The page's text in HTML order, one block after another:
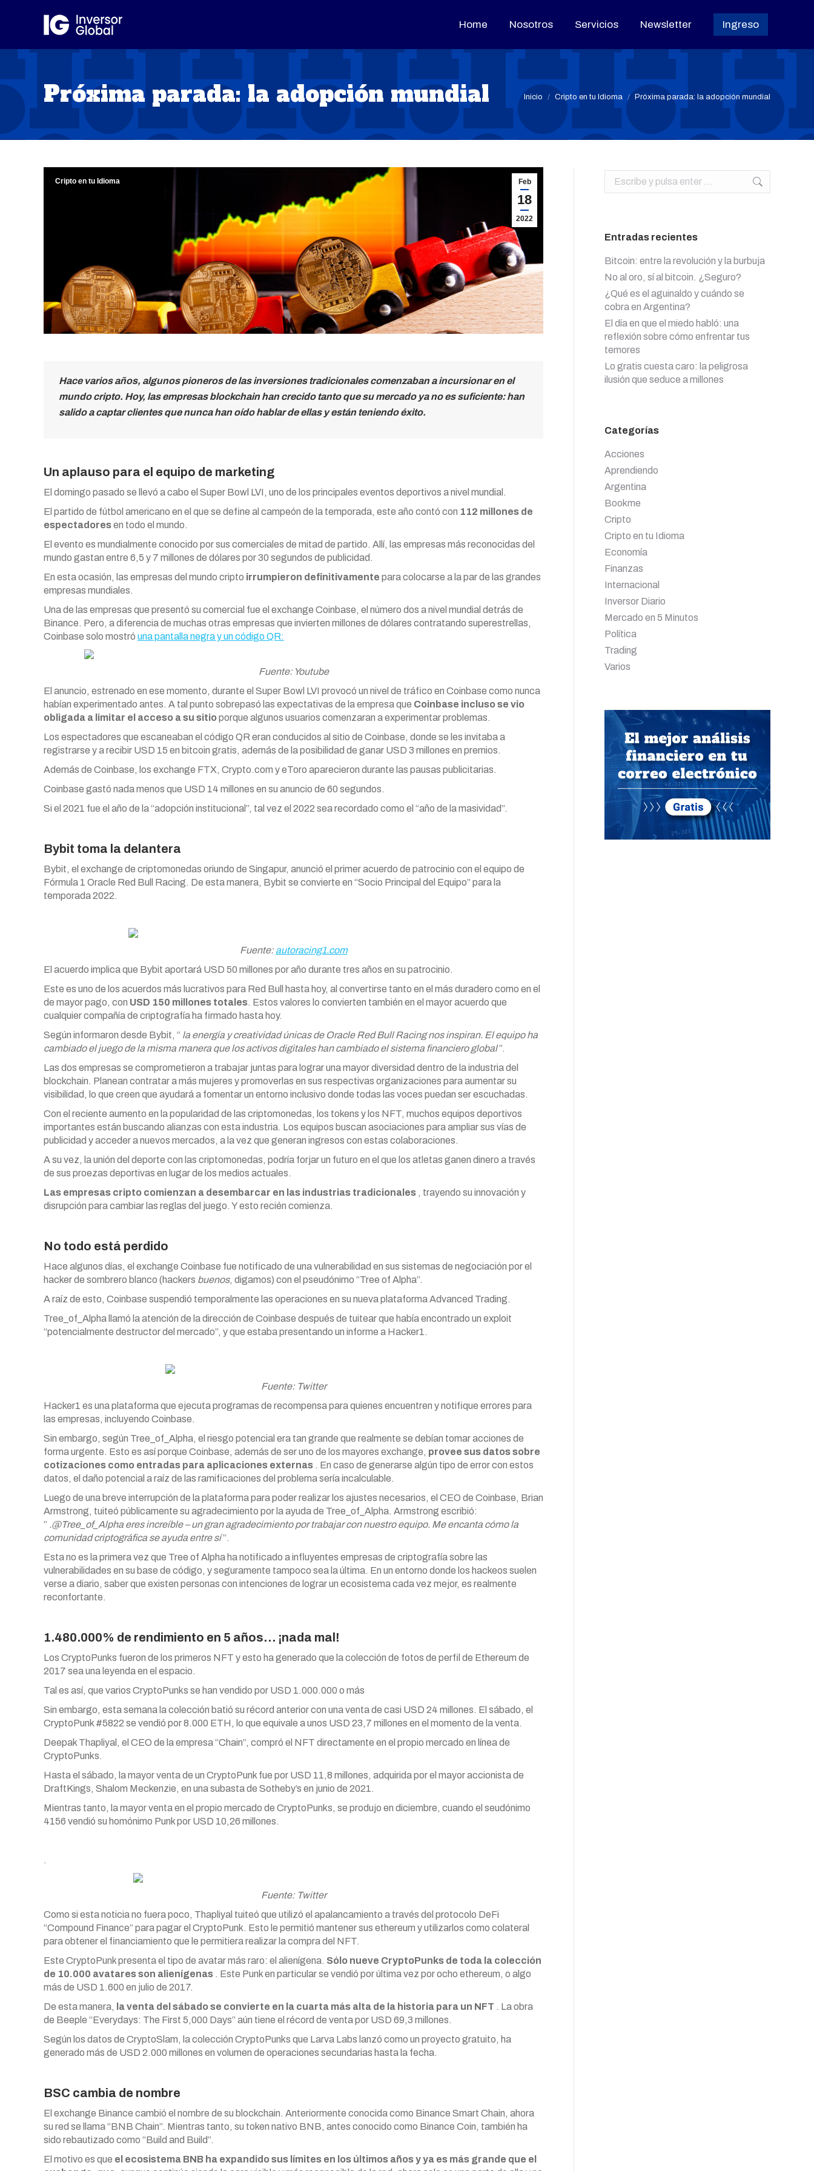
Home Nosotros Servicios Newsletter Ingreso
Próxima parada: la adopción mundial Estás aquí:
Inicio Cripto en tu Idioma Próxima parada: la adopción mundial
Feb
18
2022
Cripto en tu Idioma
Hace varios años, algunos pioneros de las inversiones tradicionales comenzaban a incursionar en el
mundo cripto. Hoy, las empresas blockchain han crecido tanto que su mercado ya no es suficiente: han
salido a captar clientes que nunca han oído hablar de ellas y están teniendo éxito.
Un aplauso para el equipo de marketing
El domingo pasado se llevó a cabo el Super Bowl LVI, uno de los principales eventos deportivos a nivel mundial.
El partido de fútbol americano en el que se define al campeón de la temporada, este año contó con 112 millones de
espectadoresen todo el mundo.
El evento es mundialmente conocido por sus comerciales de mitad de partido. Allí, las empresas más reconocidas del
mundo gastan entre 6,5 y 7 millones de dólares por 30 segundos de publicidad.
En esta ocasión, las empresas del mundo cripto irrumpieron definitivamente para colocarse a la par de las grandes
empresas mundiales.
Una de las empresas que presentó su comercial fue el exchange Coinbase, el número dos a nivel mundial detrás de
Binance. Pero, a diferencia de muchas otras empresas que invierten millones de dólares contratando superestrellas,
Coinbase solo mostró una pantalla negra y un código QR:
Fuente: Youtube
El anuncio, estrenado en ese momento, durante el Super Bowl LVI provocó un nivel de tráfico en Coinbase como nunca
habían experimentado antes. A tal punto sobrepasó las expectativas de la empresa que Coinbase incluso se vio
obligada a limitar el acceso a su sitioporque algunos usuarios comenzaran a experimentar problemas.
Los espectadores que escaneaban el código QR eran conducidos al sitio de Coinbase, donde se les invitaba a
registrarse y a recibir USD 15 en bitcoin gratis, además de la posibilidad de ganar USD 3 millones en premios.
Además de Coinbase, los exchange FTX, Crypto.com y eToro aparecieron durante las pausas publicitarias.
Coinbase gastó nada menos que USD 14 millones en su anuncio de 60 segundos.
Si el 2021 fue el año de la “adopción institucional”, tal vez el 2022 sea recordado como el “año de la masividad”.
Bybit toma la delantera
Bybit, el exchange de criptomonedas oriundo de Singapur, anunció el primer acuerdo de patrocinio con el equipo de
Fórmula 1 Oracle Red Bull Racing. De esta manera, Bybit se convierte en “Socio Principal del Equipo” para la
temporada 2022.
Fuente: autoracing1.com
El acuerdo implica que Bybit aportará USD 50 millones por año durante tres años en su patrocinio.
Este es uno de los acuerdos más lucrativos para Red Bull hasta hoy, al convertirse tanto en el más duradero como en el
de mayor pago, con USD 150 millones totales. Estos valores lo convierten también en el mayor acuerdo que
cualquier compañía de criptografía ha firmado hasta hoy.
Según informaron desde Bybit, “ la energía y creatividad únicas de Oracle Red Bull Racing nos inspiran. El equipo ha
cambiado el juego de la misma manera que los activos digitales han cambiado el sistema financiero global”.
Las dos empresas se comprometieron a trabajar juntas para lograr una mayor diversidad dentro de la industria del
blockchain. Planean contratar a más mujeres y promoverlas en sus respectivas organizaciones para aumentar su
visibilidad, lo que creen que ayudará a fomentar un entorno inclusivo donde todas las voces puedan ser escuchadas.
Con el reciente aumento en la popularidad de las criptomonedas, los tokens y los NFT, muchos equipos deportivos
importantes están buscando alianzas con esta industria. Los equipos buscan asociaciones para ampliar sus vías de
publicidad y acceder a nuevos mercados, a la vez que generan ingresos con estas colaboraciones.
A su vez, la unión del deporte con las criptomonedas, podría forjar un futuro en el que los atletas ganen dinero a través
de sus proezas deportivas en lugar de los medios actuales.
Las empresas cripto comienzan a desembarcar en las industrias tradicionales , trayendo su innovación y
disrupción para cambiar las reglas del juego. Y esto recién comienza.
No todo está perdido
Hace algunos días, el exchange Coinbase fue notificado de una vulnerabilidad en sus sistemas de negociación por el
hacker de sombrero blanco (hackers buenos, digamos) con el pseudónimo “Tree of Alpha”.
A raíz de esto, Coinbase suspendió temporalmente las operaciones en su nueva plataforma Advanced Trading.
Tree_of_Alpha llamó la atención de la dirección de Coinbase después de tuitear que había encontrado un exploit
“potencialmente destructor del mercado”, y que estaba presentando un informe a Hacker1.
Fuente: Twitter
Hacker1 es una plataforma que ejecuta programas de recompensa para quienes encuentren y notifique errores para
las empresas, incluyendo Coinbase.
Sin embargo, según Tree_of_Alpha, el riesgo potencial era tan grande que realmente se debían tomar acciones de
forma urgente. Esto es así porque Coinbase, además de ser uno de los mayores exchange, provee sus datos sobre
cotizaciones como entradas para aplicaciones externas . En caso de generarse algún tipo de error con estos
datos, el daño potencial a raíz de las ramificaciones del problema sería incalculable.
Luego de una breve interrupción de la plataforma para poder realizar los ajustes necesarios, el CEO de Coinbase, Brian
Armstrong, tuiteó públicamente su agradecimiento por la ayuda de Tree_of_Alpha. Armstrong escribió:
” .@Tree_of_Alpha eres increíble – un gran agradecimiento por trabajar con nuestro equipo. Me encanta cómo la
comunidad criptográfica se ayuda entre sí“.
Esta no es la primera vez que Tree of Alpha ha notificado a influyentes empresas de criptografía sobre las
vulnerabilidades en su base de código, y seguramente tampoco sea la última. En un entorno donde los hackeos suelen
verse a diario, saber que existen personas con intenciones de lograr un ecosistema cada vez mejor, es realmente
reconfortante.
1.480.000% de rendimiento en 5 años… ¡nada mal!
Los CryptoPunks fueron de los primeros NFT y esto ha generado que la colección de fotos de perfil de Ethereum de
2017 sea una leyenda en el espacio.
Tal es así, que varios CryptoPunks se han vendido por USD 1.000.000 o más
Sin embargo, esta semana la colección batió su récord anterior con una venta de casi USD 24 millones. El sábado, el
CryptoPunk #5822 se vendió por 8.000 ETH, lo que equivale a unos USD 23,7 millones en el momento de la venta.
Deepak Thapliyal, el CEO de la empresa “Chain”, compró el NFT directamente en el propio mercado en línea de
CryptoPunks.
Hasta el sábado, la mayor venta de un CryptoPunk fue por USD 11,8 millones, adquirida por el mayor accionista de
DraftKings, Shalom Meckenzie, en una subasta de Sotheby’s en junio de 2021.
Mientras tanto, la mayor venta en el propio mercado de CryptoPunks, se produjo en diciembre, cuando el seudónimo
4156 vendió su homónimo Punk por USD 10,26 millones.
.
Fuente: Twitter
Como si esta noticia no fuera poco, Thapliyal tuiteó que utilizó el apalancamiento a través del protocolo DeFi
“Compound Finance” para pagar el CryptoPunk. Esto le permitió mantener sus ethereum y utilizarlos como colateral
para obtener el financiamiento que le permitiera realizar la compra del NFT.
Este CryptoPunk presenta el tipo de avatar más raro: el alienígena. Sólo nueve CryptoPunks de toda la colección
de 10.000 avatares son alienígenas . Este Punk en particular se vendió por última vez por ocho ethereum, o algo
más de USD 1.600 en julio de 2017.
De esta manera, la venta del sábado se convierte en la cuarta más alta de la historia para un NFT . La obra
de Beeple “Everydays: The First 5,000 Days” aún tiene el récord de venta por USD 69,3 millones.
Según los datos de CryptoSlam, la colección CryptoPunks que Larva Labs lanzó como un proyecto gratuito, ha
generado más de USD 2.000 millones en volumen de operaciones secundarias hasta la fecha.
BSC cambia de nombre
El exchange Binance cambió el nombre de su blockchain. Anteriormente conocida como Binance Smart Chain, ahora
su red se llama “BNB Chain”. Mientras tanto, su token nativo BNB, antes conocido como Binance Coin, también ha
sido rebautizado como “Build and Build”.
El motivo es que el ecosistema BNB ha expandido sus límites en los últimos años y ya es más grande que el
Buscar:
Entradas recientes
Bitcoin: entre la revolución y la burbuja
No al oro, sí al bitcoin. ¿Seguro?
¿Qué es el aguinaldo y cuándo se
cobra en Argentina?
El día en que el miedo habló: una
reflexión sobre cómo enfrentar tus
temores
Lo gratis cuesta caro: la peligrosa
ilusión que seduce a millones
Categorías
Acciones
Aprendiendo
Argentina
Bookme
Cripto
Cripto en tu Idioma
Economía
Finanzas
Internacional
Inversor Diario
Mercado en 5 Minutos
Política
Trading
Varios
Home Nosotros Servicios Newsletter Ingreso